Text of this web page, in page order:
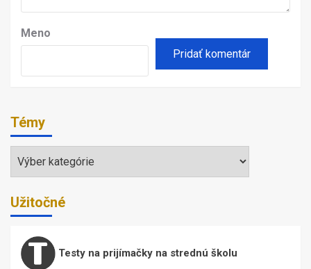
Meno
Témy
Témy
Užitočné
Testy na prijímačky na strednú školu